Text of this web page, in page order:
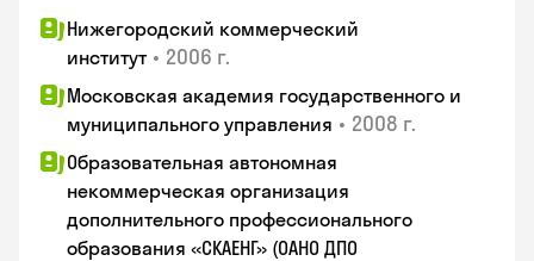
Нижегородский коммерческий
институт • 2006 г.
Московская академия государственного и
муниципального управления • 2008 г.
Образовательная автономная
некоммерческая организация
дополнительного профессионального
образования «СКАЕНГ» (ОАНО ДПО